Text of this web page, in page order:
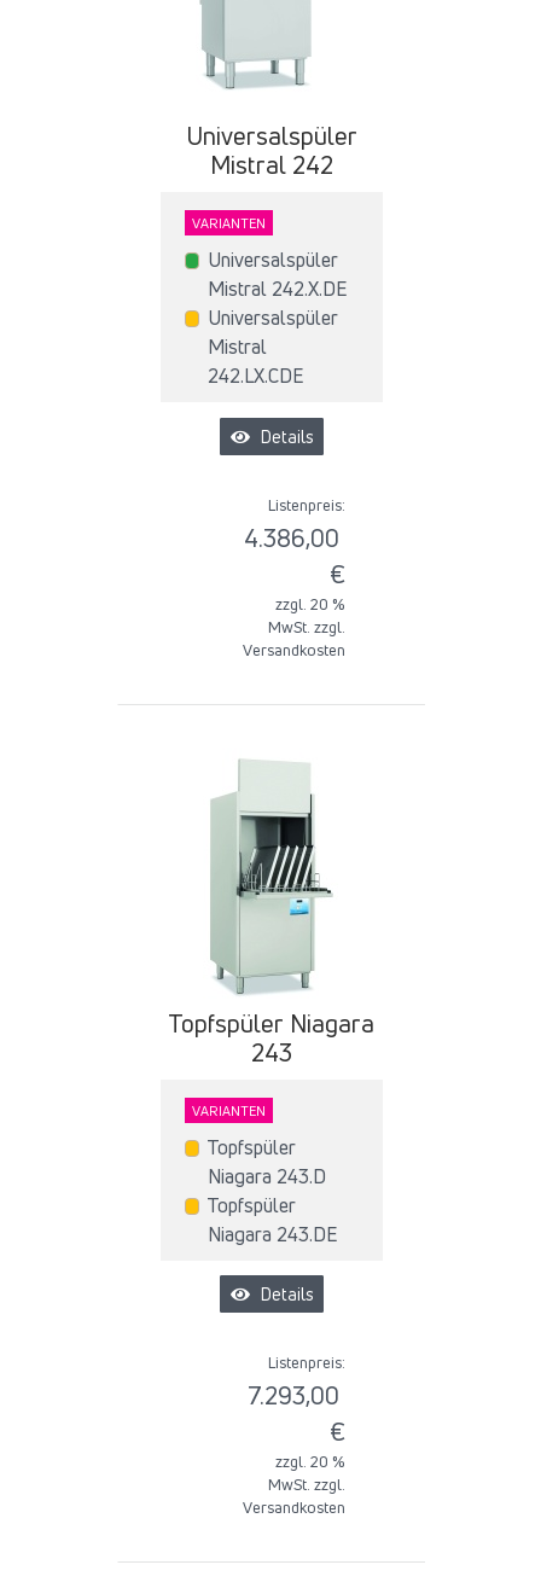
Universalspüler
Mistral 242
VARIANTEN
Universalspüler
Mistral 242.X.DE
Universalspüler
Mistral
242.LX.CDE
Details
Listenpreis:
4.386,00
€
zzgl. 20 %
MwSt. zzgl.
Versandkosten
Topfspüler Niagara
243
VARIANTEN
Topfspüler
Niagara 243.D
Topfspüler
Niagara 243.DE
Details
Listenpreis:
7.293,00
€
zzgl. 20 %
MwSt. zzgl.
Versandkosten